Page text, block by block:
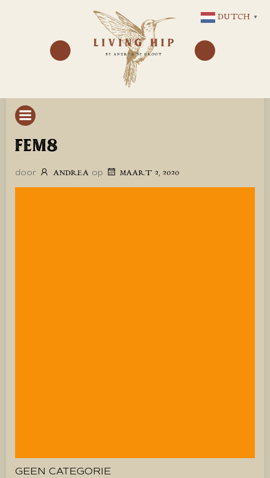
NAAR
DE
INHOUD
FEM8
door ANDREA op MAART 2, 2020
GEEN CATEGORIE
DUTCH ▼